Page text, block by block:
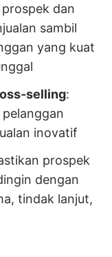
dan
sambil
yang kuat
selling:
inovatif
prospek
dengan
tindak lanjut,